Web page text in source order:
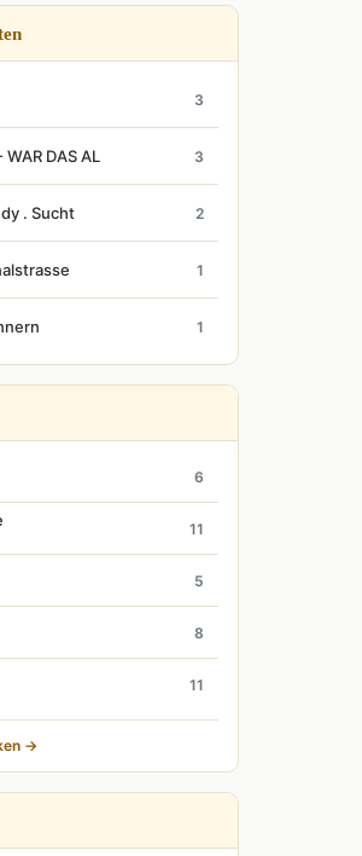
3
DAS AL 3
. Sucht 2
1
1
6
11
5
8
11
→